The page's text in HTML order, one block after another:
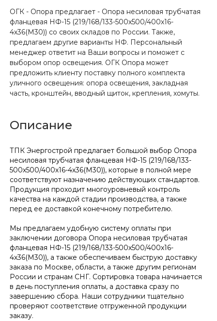
ОГК - Опора предлагает - Опора несиловая трубчатая
фланцевая НФ-15 (219/168/133-500х500/400х16-
4х36(М30)) со своих складов по России. Также,
предлагаем другие варианты НФ. Персональный
менеджер ответит на Ваши вопросы и поможет с
выбором опор освещения. ОГК Опора может
предложить клиенту поставку полного комплекта
уличного освещения: опора освещения, закладная
часть, кронштейн, вводный щиток, крепления, хомуты.
Описание
ТПК Энергострой предлагает большой выбор Опора
несиловая трубчатая фланцевая НФ-15 (219/168/133-
500х500/400х16-4х36(М30)), которые в полной мере
соответствуют назначению действующих стандартов.
Продукция проходит многоуровневый контроль
качества на каждой стадии производства, а также
перед ее доставкой конечному потребителю.
Мы предлагаем удобную систему оплаты при
заключении договора Опора несиловая трубчатая
фланцевая НФ-15 (219/168/133-500х500/400х16-
4х36(М30)), а также обеспечиваем быструю доставку
заказа по Москве, области, а также другим регионам
России и странам СНГ. Сортировка товара начинается
в день поступления оплаты, а доставка сразу по
завершению сбора. Наши сотрудники тщательно
проверяют соответствие отгруженной продукции
заказу.